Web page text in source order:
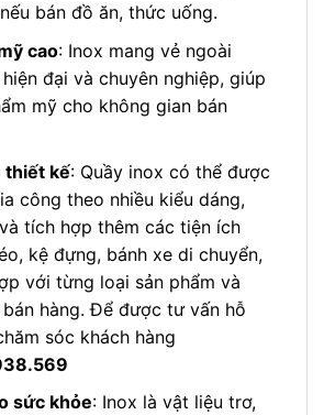
bán đồ ăn, thức uống.
cao: Inox mang vẻ ngoài
đại và chuyên nghiệp, giúp
mỹ cho không gian bán
thiết kế: Quầy inox có thể được
công theo nhiều kiểu dáng,
tích hợp thêm các tiện ích
kệ đựng, bánh xe di chuyển,
với từng loại sản phẩm và
hàng. Để được tư vấn hỗ
sóc khách hàng
sức khỏe: Inox là vật liệu trơ,